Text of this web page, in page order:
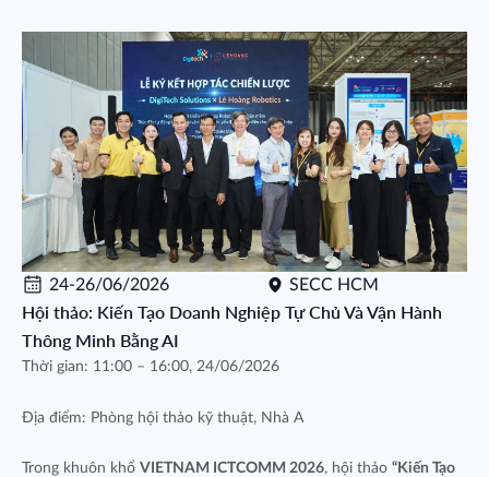
24-26/06/2026 SECC HCM
Hội thảo: Kiến Tạo Doanh Nghiệp Tự Chủ Và Vận Hành
Thông Minh Bằng AI
Thời gian: 11:00 – 16:00, 24/06/2026
Địa điểm: Phòng hội thảo kỹ thuật, Nhà A
Trong khuôn khổ VIETNAM ICTCOMM 2026, hội thảo “Kiến Tạo